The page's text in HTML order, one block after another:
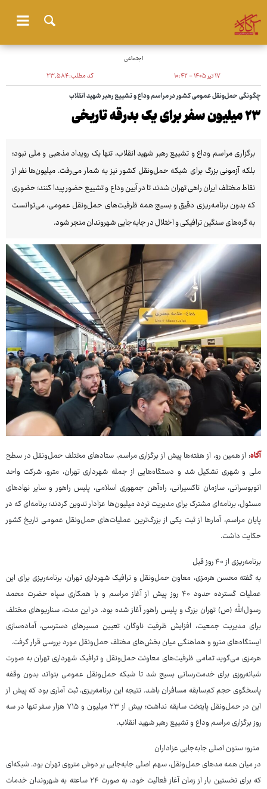
اجتماعی
۱۷ تیر ۱۴۰۵ - ۱۰:۴۲ کد مطلب:۲۳٬۵۸۴
چگونگی حمل‌ونقل عمومی کشور در مراسم وداع و تشییع رهبر شهید انقلاب
۲۳ میلیون سفر برای یک بدرقه تاریخی
برگزاری مراسم وداع و تشییع رهبر شهید انقلاب، تنها یک رویداد مذهبی و ملی نبود؛
بلکه آزمونی بزرگ برای شبکه حمل‌ونقل کشور نیز به شمار می‌رفت. میلیون‌ها نفر از
نقاط مختلف ایران راهی تهران شدند تا در آیین وداع و تشییع حضور پیدا کنند؛ حضوری
که بدون برنامه‌ریزی دقیق و بسیج همه ظرفیت‌های حمل‌ونقل عمومی، می‌توانست
به گره‌های سنگین ترافیکی و اختلال در جابه‌جایی شهروندان منجر شود.
آگاه: از همین رو، از هفته‌ها پیش از برگزاری مراسم، ستادهای مختلف حمل‌ونقل در سطح
ملی و شهری تشکیل شد و دستگاه‌هایی از جمله شهرداری تهران، مترو، شرکت واحد
اتوبوسرانی، سازمان تاکسیرانی، راه‌آهن جمهوری اسلامی، پلیس راهور و سایر نهادهای
مسئول، برنامه‌ای مشترک برای مدیریت تردد میلیون‌ها عزادار تدوین کردند؛ برنامه‌ای که در
پایان مراسم، آمارها از ثبت یکی از بزرگ‌ترین عملیات‌های حمل‌ونقل عمومی تاریخ کشور
حکایت داشت.
برنامه‌ریزی از ۴۰ روز قبل
به گفته محسن هرمزی، معاون حمل‌ونقل و ترافیک شهرداری تهران، برنامه‌ریزی برای این
عملیات گسترده حدود ۴۰ روز پیش از آغاز مراسم و با همکاری سپاه حضرت محمد
رسول‌الله (ص) تهران بزرگ و پلیس راهور آغاز شده بود. در این مدت، سناریوهای مختلف
برای مدیریت جمعیت، افزایش ظرفیت ناوگان، تعیین مسیرهای دسترسی، آماده‌سازی
ایستگاه‌های مترو و هماهنگی میان بخش‌های مختلف حمل‌ونقل مورد بررسی قرار گرفت.
هرمزی می‌گوید تمامی ظرفیت‌های معاونت حمل‌ونقل و ترافیک شهرداری تهران به صورت
شبانه‌روزی برای خدمت‌رسانی بسیج شد تا شبکه حمل‌ونقل عمومی بتواند بدون وقفه
پاسخگوی حجم کم‌سابقه مسافران باشد. نتیجه این برنامه‌ریزی، ثبت آماری بود که پیش از
این در حمل‌ونقل پایتخت سابقه نداشت؛ بیش از ۲۳ میلیون و ۷۱۵ هزار سفر تنها در سه
روز برگزاری مراسم وداع و تشییع رهبر شهید انقلاب.
مترو؛ ستون اصلی جابه‌جایی عزاداران
در میان همه مدهای حمل‌ونقل، سهم اصلی جابه‌جایی بر دوش متروی تهران بود. شبکه‌ای
که برای نخستین بار از زمان آغاز فعالیت خود، به صورت ۲۴ ساعته به شهروندان خدمات